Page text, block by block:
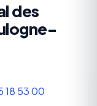
des
18 53 00